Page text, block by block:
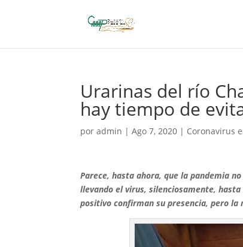
Urarinas del río
hay tiempo de
poradmin |Ago 7, 2020 | Coronavirus
Parece, hasta ahora, que la pandemia
llevando el virus, silenciosamente,
positivo confirman su presencia, pero la